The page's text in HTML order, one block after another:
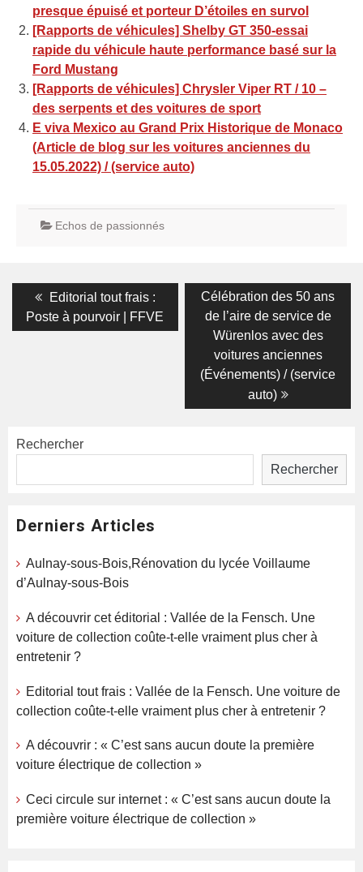
presque épuisé et porteur D’étoiles en survol
[Rapports de véhicules] Shelby GT 350-essai
rapide du véhicule haute performance basé sur la
Ford Mustang
[Rapports de véhicules] Chrysler Viper RT / 10 –
des serpents et des voitures de sport
E viva Mexico au Grand Prix Historique de Monaco
(Article de blog sur les voitures anciennes du
15.05.2022) / (service auto)
Echos de passionnés
Navigation
de
Previous
post:
Editorial tout frais :
Poste à pourvoir | FFVE
Next
post:
Célébration des 50 ans
de l’aire de service de
Würenlos avec des
voitures anciennes
(Événements) / (service
auto)
Rechercher
Rechercher
Derniers Articles
Aulnay-sous-Bois,Rénovation du lycée Voillaume
d’Aulnay-sous-Bois
A découvrir cet éditorial : Vallée de la Fensch. Une
voiture de collection coûte-t-elle vraiment plus cher à
entretenir ?
Editorial tout frais : Vallée de la Fensch. Une voiture de
collection coûte-t-elle vraiment plus cher à entretenir ?
A découvrir : « C’est sans aucun doute la première
voiture électrique de collection »
Ceci circule sur internet : « C’est sans aucun doute la
première voiture électrique de collection »